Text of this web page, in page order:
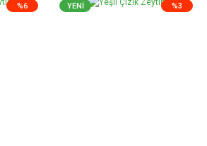
%6 %3
YENİ